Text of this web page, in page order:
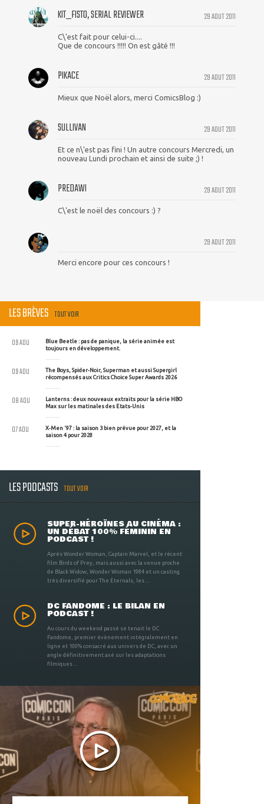
29 AOUT 2011
KIT_FISTO, SERIAL REVIEWER
C\'est fait pour celui-ci....
Que de concours !!!!! On est gâté !!!
29 AOUT 2011
PIKACE
Mieux que Noël alors, merci ComicsBlog :)
29 AOUT 2011
SULLIVAN
Et ce n\'est pas fini ! Un autre concours Mercredi, un
nouveau Lundi prochain et ainsi de suite ;) !
29 AOUT 2011
PREDAWI
C\'est le noël des concours :) ?
29 AOUT 2011
Merci encore pour ces concours !
LES BRÈVES TOUT VOIR
Blue Beetle : pas de panique, la série animée est
toujours en développement.
09 AOU
The Boys, Spider-Noir, Superman et aussi Supergirl
récompensés aux Critics Choice Super Awards 2026
09 AOU
Lanterns : deux nouveaux extraits pour la série HBO
Max sur les matinales des Etats-Unis
08 AOU
X-Men '97 : la saison 3 bien prévue pour 2027, et la
saison 4 pour 2028
07 AOU
LES PODCASTS TOUT VOIR
SUPER-HÉROÏNES AU CINÉMA :
UN DÉBAT 100% FÉMININ EN
PODCAST !
Après Wonder Woman, Captain Marvel, et le récent
film Birds of Prey, mais aussi avec la venue proche
de Black Widow, Wonder Woman 1984 et un casting
très diversifié pour The Eternals, les ...
DC FANDOME : LE BILAN EN
PODCAST !
Au cours du weekend passé se tenait le DC
Fandome, premier évènement intégralement en
ligne et 100% consacré aux univers de DC, avec un
angle définitivement axé sur les adaptations
filmiques ...